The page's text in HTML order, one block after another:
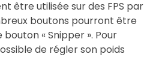
être utilisée sur des FPS par
boutons pourront être
« Snipper ». Pour
de régler son poids